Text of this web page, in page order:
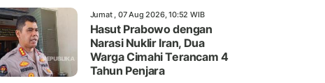
Jumat , 07 Aug 2026, 10:52 WIB
Hasut Prabowo dengan
Narasi Nuklir Iran, Dua
Warga Cimahi Terancam 4
Tahun Penjara